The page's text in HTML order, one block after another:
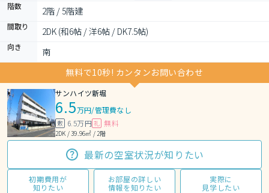
階数 2階 / 5階建
間取り 2DK (和6帖 / 洋6帖 / DK7.5帖)
向き
南
無料で10秒! カンタンお問い合わせ
サンハイツ新堀
6.5万円/管理費なし
敷 6.5万円 礼 無料
2DK / 39.96㎡ / 2階
最新の空室状況が知りたい
初期費用が
知りたい
お部屋の詳しい
情報を知りたい
実際に
見学したい